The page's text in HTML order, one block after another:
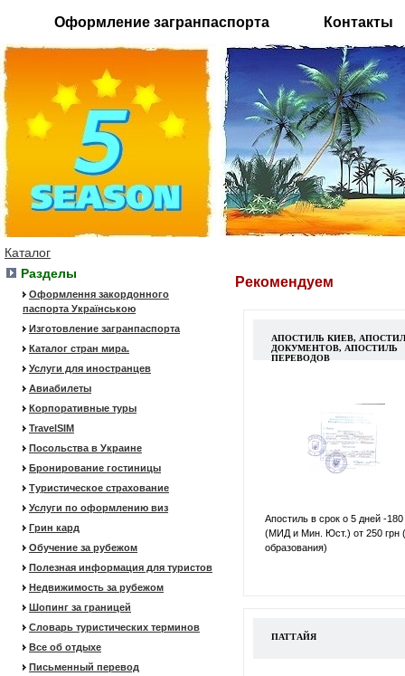
Оформление загранпаспорта Контакты
Каталог
Разделы
Оформлення закордонного
паспорта Українською
Изготовление загранпаспорта
Каталог стран мира.
Услуги для иностранцев
Авиабилеты
Корпоративные туры
TravelSIM
Посольства в Украине
Бронирование гостиницы
Туристическое страхование
Услуги по оформлению виз
Грин кард
Обучение за рубежом
Полезная информация для туристов
Недвижимость за рубежом
Шопинг за границей
Словарь туристических терминов
Все об отдыхе
Письменный перевод
Рекомендуем
АПОСТИЛЬ КИЕВ,
ДОКУМЕНТОВ, АПОСТИЛЬ
ПЕРЕВОДОВ
Апостиль в срок о 5 дней -180
(МИД и Мин. Юст.) от 250 грн
образования)
ПАТТАЙЯ